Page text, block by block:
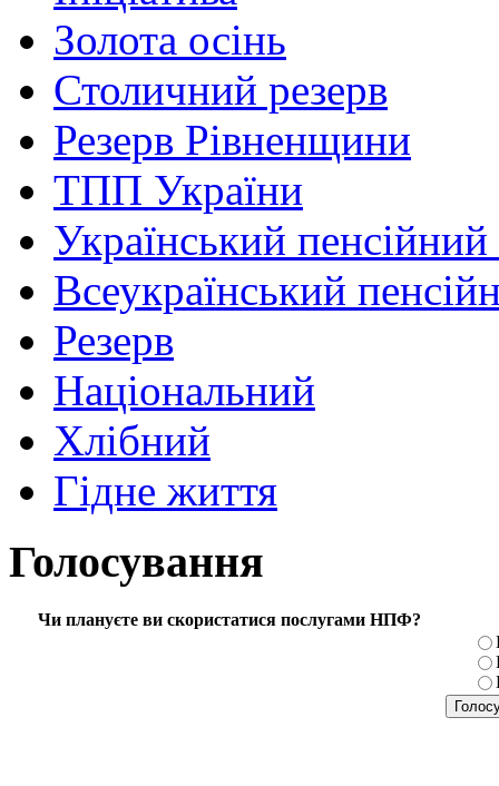
Золота осінь
Столичний резерв
Резерв Рівненщини
ТПП України
Український
Всеукраїнський
Резерв
Національний
Хлібний
Гідне життя
Голосування
Чи плануєте ви скористатися послугами НПФ?